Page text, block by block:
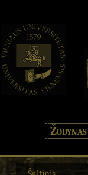
Žodynas